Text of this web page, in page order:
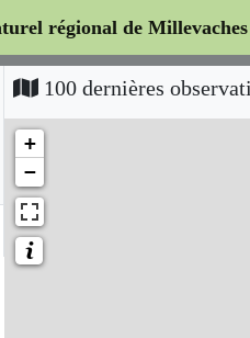
régional de
100 dernières
+
−